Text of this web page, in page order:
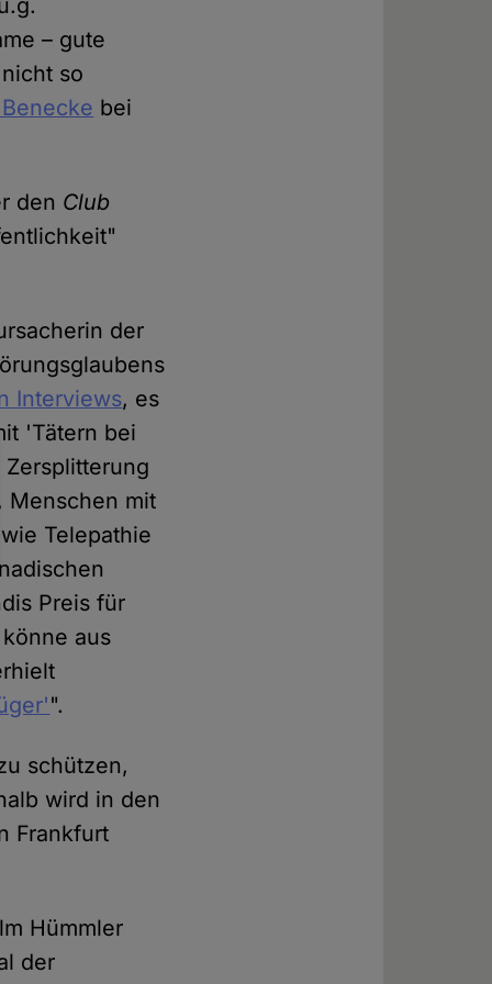
– gute
so
bei
den Club
der
Interviews, es
'Tätern bei
Menschen mit
Telepathie
Preis für
aus
".
schützen,
wird in den
Frankfurt
Hümmler
der